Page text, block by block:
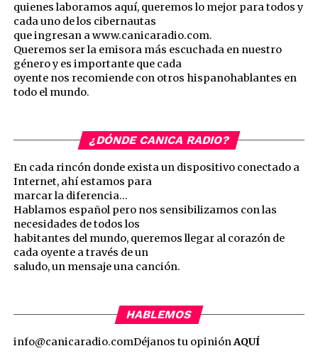
quienes laboramos aquí, queremos lo mejor para todos y
cada uno de los cibernautas
que ingresan a www.canicaradio.com.
Queremos ser la emisora más escuchada en nuestro
género y es importante que cada
oyente nos recomiende con otros hispanohablantes en
todo el mundo.
¿DÓNDE CANICA RADIO?
En cada rincón donde exista un dispositivo conectado a
Internet, ahí estamos para
marcar la diferencia…
Hablamos español pero nos sensibilizamos con las
necesidades de todos los
habitantes del mundo, queremos llegar al corazón de
cada oyente a través de un
saludo, un mensaje una canción.
HABLEMOS
info@canicaradio.comDéjanos tu opiniónAQUÍ